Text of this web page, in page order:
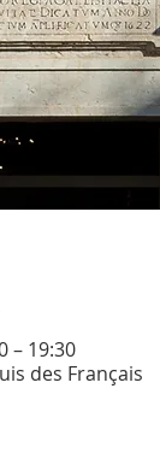
– 19:30
des Français